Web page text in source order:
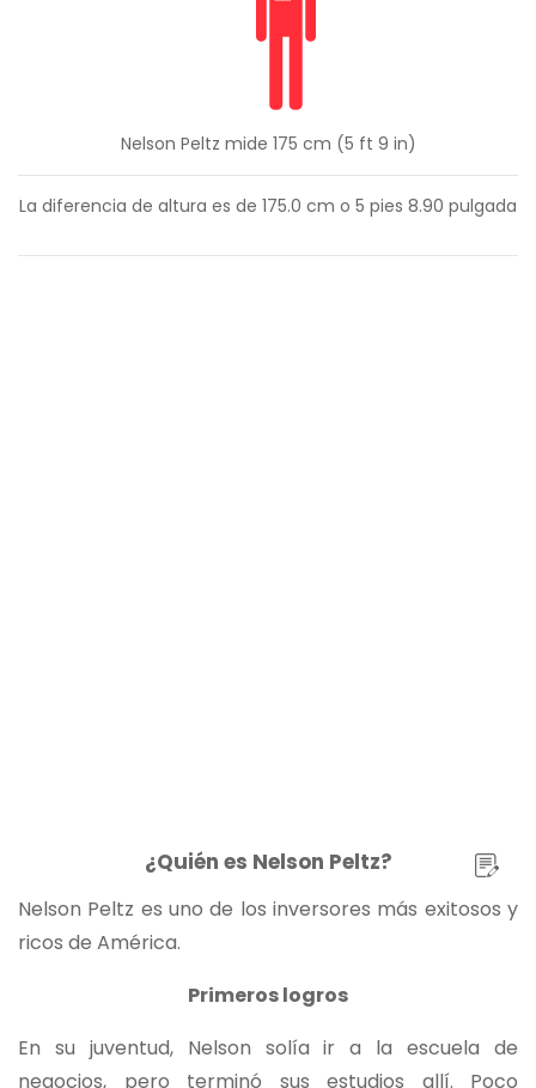
Nelson Peltz mide 175 cm (5 ft 9 in)
La diferencia de altura es de 175.0 cm o 5 pies 8.90 pulgada
¿Quién es Nelson Peltz?
Nelson Peltz es uno de los inversores más exitosos y
ricos de América.
Primeros logros
En su juventud, Nelson solía ir a la escuela de
negocios, pero terminó sus estudios allí. Poco